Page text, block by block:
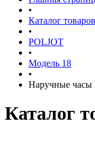
•
Каталог товаров
•
POLJOT
•
Модель 18
•
Наручные часы
Каталог